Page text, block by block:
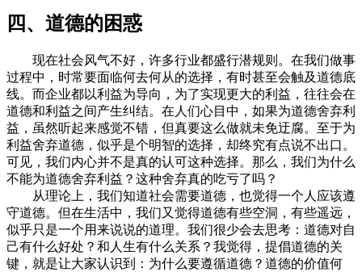
四、道德的困惑
现在社会风气不好，许多行业都盛行潜规则。在我们做事
过程中，时常要面临何去何从的选择，有时甚至会触及道德底
线。而企业都以利益为导向，为了实现更大的利益，往往会在
道德和利益之间产生纠结。在人们心目中，如果为道德舍弃利
益，虽然听起来感觉不错，但真要这么做就未免迂腐。至于为
利益舍弃道德，似乎是个明智的选择，却终究有点说不出口。
可见，我们内心并不是真的认可这种选择。那么，我们为什么
不能为道德舍弃利益？这种舍弃真的吃亏了吗？
从理论上，我们知道社会需要道德，也觉得一个人应该遵
守道德。但在生活中，我们又觉得道德有些空洞，有些遥远，
似乎只是一个用来说说的道理。我们很少会去思考：道德对自
己有什么好处？和人生有什么关系？我觉得，提倡道德的关
键，就是让大家认识到：为什么要遵循道德？道德的价值何